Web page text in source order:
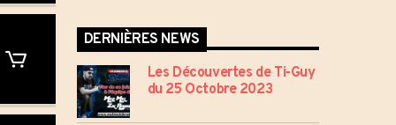
DERNIÈRES NEWS
Les Découvertes de Ti-Guy
du 25 Octobre 2023